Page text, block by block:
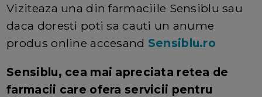
Viziteaza una din farmaciile Sensiblu sau
daca doresti poti sa cauti un anume
produs online accesand Sensiblu.ro
Sensiblu, cea mai apreciata retea de
farmacii care ofera servicii pentru